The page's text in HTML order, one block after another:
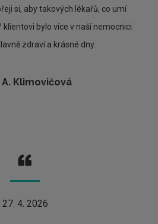
si, aby takových lékařů, co umí
bylo více v naší nemocnici.
zdraví a krásné dny.
Klimovičová
27. 4. 2026